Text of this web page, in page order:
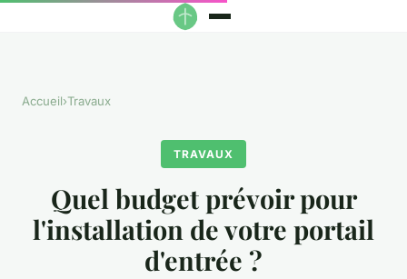
Accueil›Travaux
TRAVAUX
Quel budget prévoir pour
l'installation de votre portail
d'entrée ?